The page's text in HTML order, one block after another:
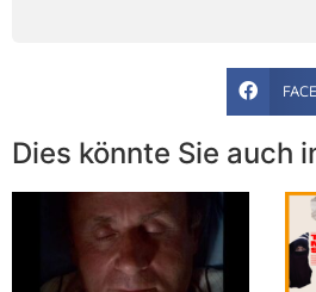
Dies könnte Sie auch